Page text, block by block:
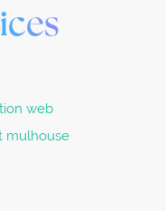
web
mulhouse